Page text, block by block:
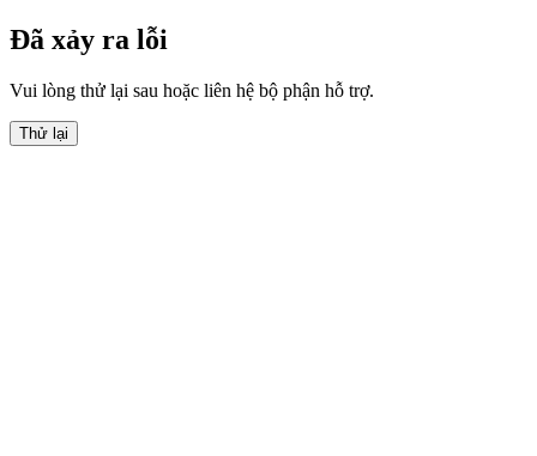
Đã xảy ra lỗi
Vui lòng thử lại sau hoặc liên hệ bộ phận hỗ trợ.
Thử lại